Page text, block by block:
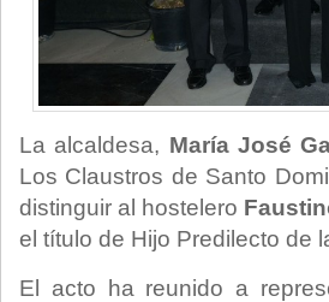
La alcaldesa, María José
Los Claustros de Santo
distinguir al hostelero
el título de Hijo Predilecto de
El acto ha reunido a